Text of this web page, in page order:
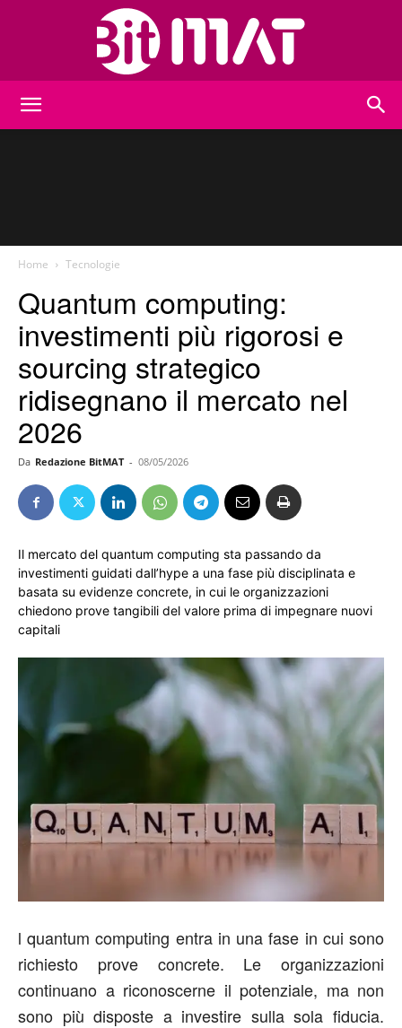
Home Tecnologie
Quantum computing:
investimenti più rigorosi e
sourcing strategico
ridisegnano il mercato nel
2026
Da Redazione BitMAT - 08/05/2026
Il mercato del quantum computing sta passando da
investimenti guidati dall’hype a una fase più disciplinata e
basata su evidenze concrete, in cui le organizzazioni
chiedono prove tangibili del valore prima di impegnare nuovi
capitali
l quantum computing entra in una fase in cui sono
richiesto prove concrete. Le organizzazioni
continuano a riconoscerne il potenziale, ma non
sono più disposte a investire sulla sola fiducia.